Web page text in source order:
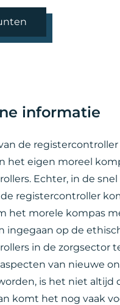
informatie
de
het eigen moreel
Echter, in de
registercontroller
het morele kompas
ingegaan op de
in de zorgsector
van nieuwe
is het niet altijd
komt het nog vaak